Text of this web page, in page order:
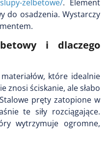
zelbetowe/. Element
do osadzenia. Wystarczy
i dlaczego
które idealnie
znosi ściskanie, ale słabo
pręty zatopione w
te siły rozciągające.
wytrzymuje ogromne,